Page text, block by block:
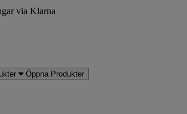
via Klarna
Öppna Produkter